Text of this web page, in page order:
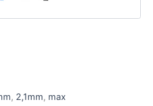
, 2,1mm, max